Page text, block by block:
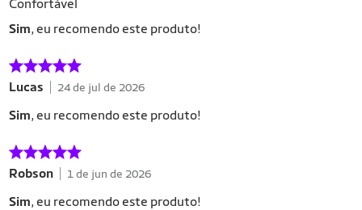
Confortável
Sim, eu recomendo este produto!
Lucas 24 de jul de 2026
Sim, eu recomendo este produto!
Robson 1 de jun de 2026
Sim, eu recomendo este produto!